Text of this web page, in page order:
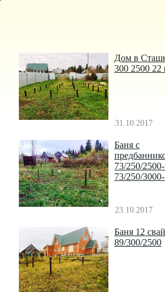
Дом в
300 2500 22
31.10.2017
Баня с
73/250/
73/250/
23.10.2017
Баня 12 свай
89/300/2500